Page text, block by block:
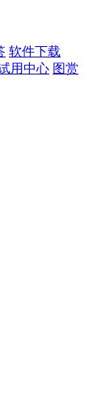
软件下载
用中心 图赏